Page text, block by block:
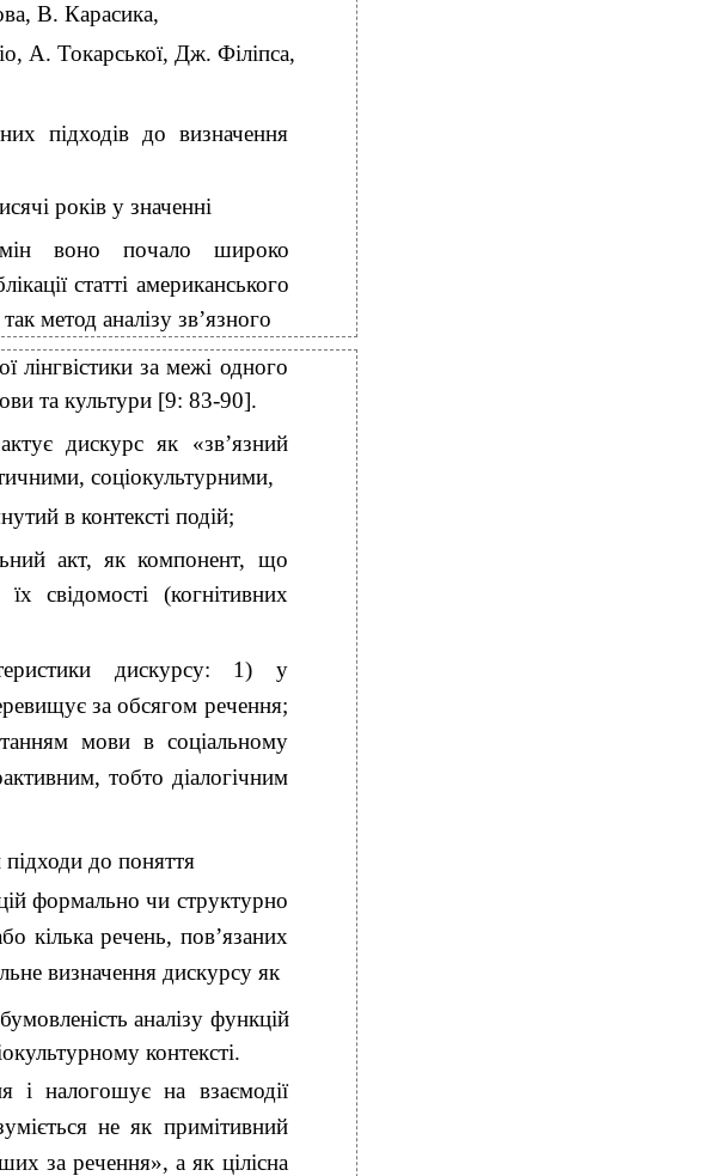
В. Карасика,
А. Токарської, Дж. Філіпса,
підходів до визначення
років у значенні
воно почало широко
статті американського
метод аналізу зв’язного
лінгвістики за межі одного
та культури [9: 83-90].
дискурс як «зв’язний
соціокультурними,
в контексті подій;
акт, як компонент, що
свідомості (когнітивних
дискурсу: 1) у
за обсягом речення;
мови в соціальному
тобто діалогічним
до поняття
формально чи структурно
кілька речень, пов’язаних
визначення дискурсу як
аналізу функцій
контексті.
і налогошує на взаємодії
не як примітивний
за речення», а як цілісна